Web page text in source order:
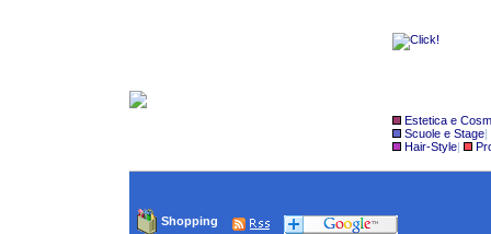
Estetica e
Scuole e Stage|
Hair-Style|
Shopping